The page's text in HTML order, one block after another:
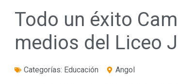
Todo un éxito
medios del Liceo
Categorías: Educación Angol